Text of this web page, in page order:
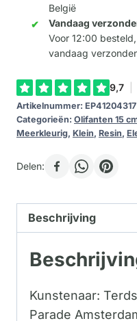
België
Vandaag
Voor 12:00 besteld,
vandaag
Artikelnummer: EP41204317
Categorieën: Olifanten 15
Meerkleurig, Klein, Resin,
Delen:
Beschrijving
Kunstenaar:
Parade